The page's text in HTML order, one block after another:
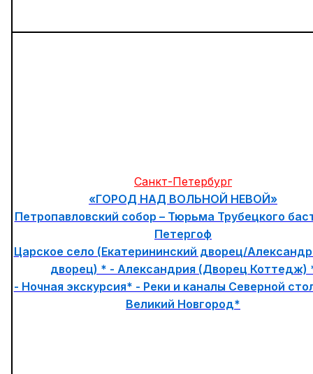
Санкт-Петербург
«ГОРОД НАД ВОЛЬНОЙ НЕВОЙ»
Петропавловский собор – Тюрьма Трубецкого
Петергоф
Царское село (Екатерининский дворец/
дворец) * - Александрия (Дворец Коттедж)
- Ночная экскурсия* - Реки и каналы Северной
Великий Новгород*